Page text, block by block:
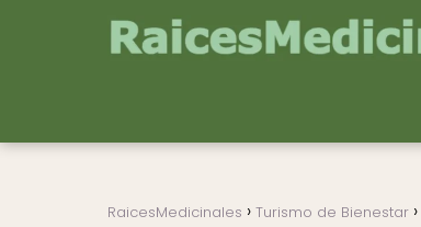
RaicesMedicinales Turismo de Bienestar